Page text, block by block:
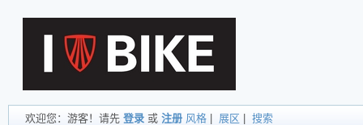
欢迎您：游客！请先 登录 或 注册 风格 展区 搜索